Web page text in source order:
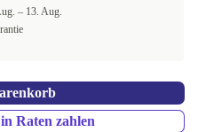
– 13. Aug.
Raten zahlen